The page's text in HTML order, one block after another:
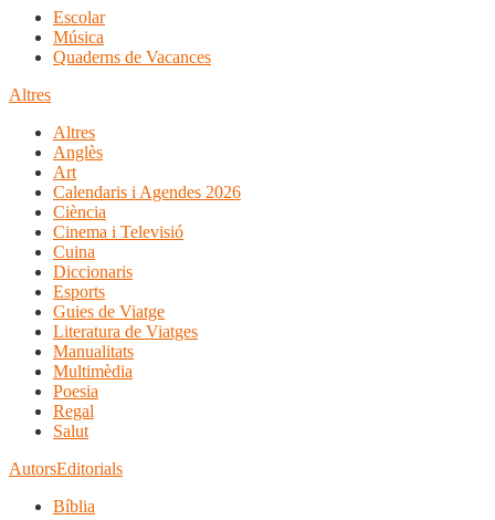
Escolar
Música
Quaderns de Vacances
Altres
Altres
Anglès
Art
Calendaris i Agendes 2026
Ciència
Cinema i Televisió
Cuina
Diccionaris
Esports
Guies de Viatge
Literatura de Viatges
Manualitats
Multimèdia
Poesia
Regal
Salut
AutorsEditorials
Bíblia